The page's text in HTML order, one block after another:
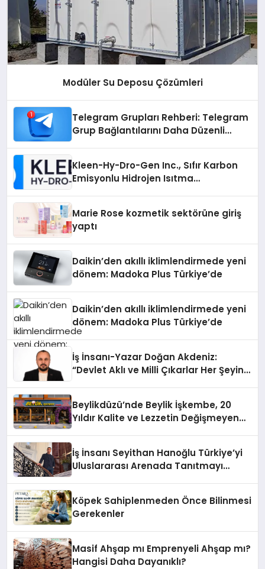
Modüler Su Deposu Çözümleri
Telegram Grupları Rehberi: Telegram
Grup Bağlantılarını Daha Düzenli
Kleen-Hy-Dro-Gen Inc., Sıfır Karbon
Emisyonlu Hidrojen Isıtma
Marie Rose kozmetik sektörüne giriş
yaptı
Daikin’den akıllı iklimlendirmede yeni
dönem: Madoka Plus Türkiye’de
Daikin’den akıllı iklimlendirmede yeni
dönem: Madoka Plus Türkiye’de
İş İnsanı-Yazar Doğan Akdeniz:
“Devlet Aklı ve Milli Çıkarlar Her Şeyin
Beylikdüzü’nde Beylik İşkembe, 20
Yıldır Kalite ve Lezzetin Değişmeyen
İş İnsanı Seyithan Hanoğlu Türkiye’yi
Uluslararası Arenada Tanıtmayı
Köpek Sahiplenmeden Önce Bilinmesi
Gerekenler
Masif Ahşap mı Emprenyeli Ahşap mı?
Hangisi Daha Dayanıklı?